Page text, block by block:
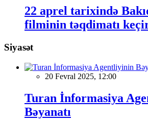
22 aprel tarixində
filminin təqdimatı
Siyasət
20 Fevral 2025, 12:00
Turan İnformasiya
Bəyanatı